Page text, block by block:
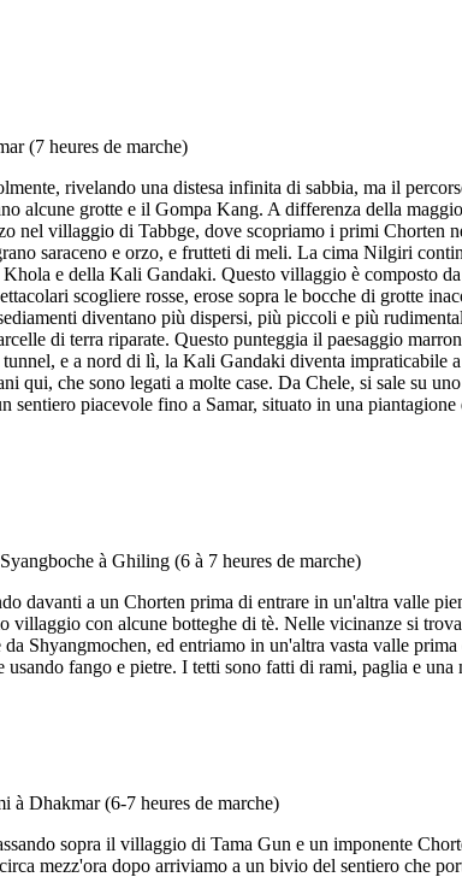
rivelando una distesa infinita di sabbia, ma il
alcune grotte e il Gompa Kang. A differenza della
nel villaggio di Tabbge, dove scopriamo i primi Chorten
saraceno e orzo, e frutteti di meli. La cima Nilgiri
e della Kali Gandaki. Questo villaggio è composto
scogliere rosse, erose sopra le bocche di grotte
diventano più dispersi, più piccoli e più
di terra riparate. Questo punteggia il paesaggio
e a nord di lì, la Kali Gandaki diventa impraticabile
che sono legati a molte case. Da Chele, si sale su
sentiero piacevole fino a Samar, situato in una
davanti a un Chorten prima di entrare in un'altra valle
con alcune botteghe di tè. Nelle vicinanze si
Shyangmochen, ed entriamo in un'altra vasta valle
fango e pietre. I tetti sono fatti di rami, paglia e
sopra il villaggio di Tama Gun e un imponente
mezz'ora dopo arriviamo a un bivio del sentiero che